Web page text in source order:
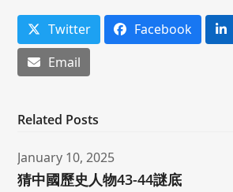
Twitter Facebook
Email
Related Posts
January 10, 2025
猜中國歷史人物43-44謎底